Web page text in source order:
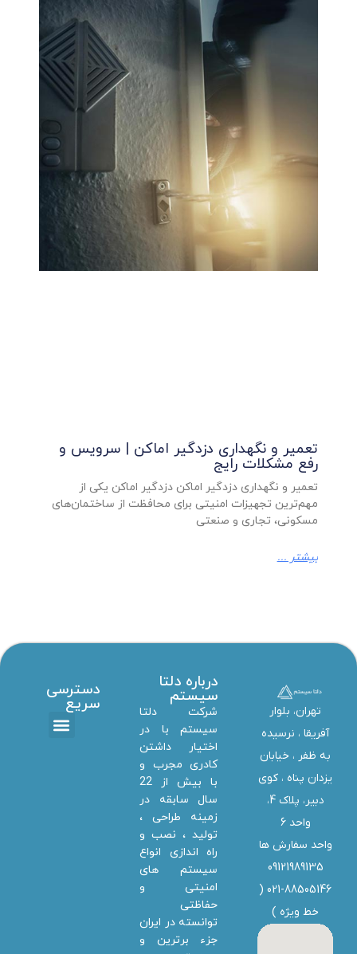
تعمیر و نگهداری دزدگیر اماکن | سرویس و
رفع مشکلات رایج
تعمیر و نگهداری دزدگیر اماکن دزدگیر اماکن یکی از
مهم‌ترین تجهیزات امنیتی برای محافظت از ساختمان‌های
مسکونی، تجاری و صنعتی
بیشتر ...
تهران، بلوار
آفریقا ، نرسیده
به ظفر ،‌ خیابان
یزدان پناه ، کوی
دبیر، پلاک 4،
واحد 6
واحد سفارش ها
09121989135
021-88505146 (
خط ویژه )
درباره دلتا
سیستم
شرکت دلتا
سیستم با در
اختیار داشتن
کادری مجرب و
با بیش از 22
سال سابقه در
زمینه طراحی ،
تولید ، نصب و
راه اندازی انواع
سیستم های
امنیتی و
حفاظتی
توانسته در ایران
جزء برترین و
دسترسی
سریع